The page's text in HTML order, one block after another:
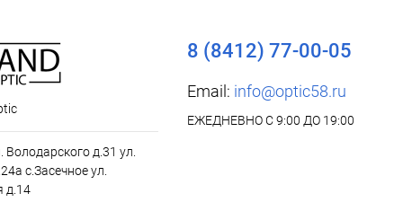
Володарского д.31 ул.
с.Засечное ул.
д.14
8 (8412) 77-00-05
Email: info@optic58.ru
ЕЖЕДНЕВНО С 9:00 ДО 19:00